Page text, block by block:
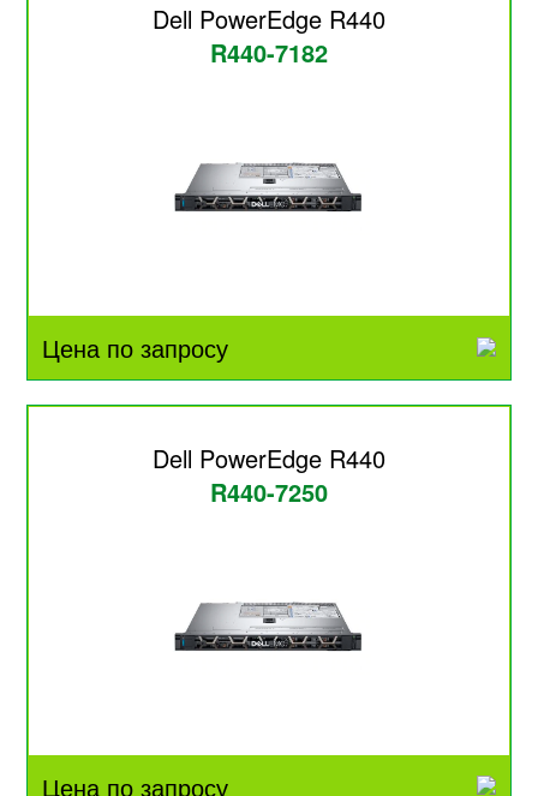
Dell PowerEdge R440
R440-7182
Цена по запросу
Dell PowerEdge R440
R440-7250
Цена по запросу